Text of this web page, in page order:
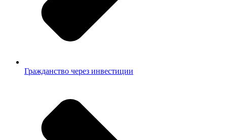
Гражданство через инвестиции